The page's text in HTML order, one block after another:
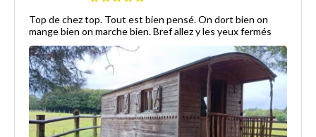
Top de chez top. Tout est bien pensé. On dort bien on
mange bien on marche bien. Bref allez y les yeux fermés